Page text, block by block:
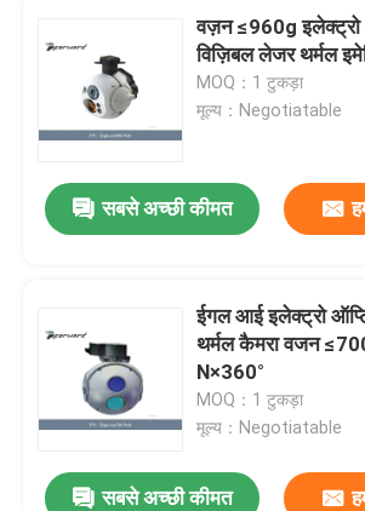
उत्पाद
विडियो
हमारे बारे में
वज़न ≤960g
विज़िबल लेजर थर्मल
MOQ：1 टुकड़ा
मूल्य：Negotiatable
सबसे अच्छी कीमत
ईगल आई इलेक्ट्रो
थर्मल कैमरा वजन
N×360°
MOQ：1 टुकड़ा
मूल्य：Negotiatable
सबसे अच्छी कीमत